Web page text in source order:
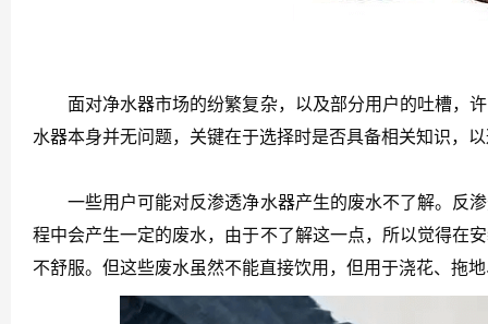
面对净水器市场的纷繁复杂，以及部分用户的吐槽，许
水器本身并无问题，关键在于选择时是否具备相关知识，
一些用户可能对反渗透净水器产生的废水不了解。反渗
程中会产生一定的废水，由于不了解这一点，所以觉得在
不舒服。但这些废水虽然不能直接饮用，但用于浇花、拖